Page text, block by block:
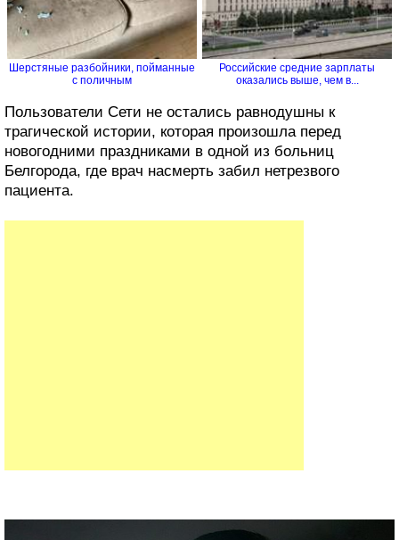
Шерстяные разбойники, пойманные
с поличным
Российские средние зарплаты
оказались выше, чем в...
Пользователи Сети не остались равнодушны к
трагической истории, которая произошла перед
новогодними праздниками в одной из больниц
Белгорода, где врач насмерть забил нетрезвого
пациента.